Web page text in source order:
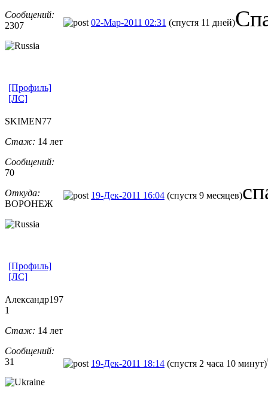
Сообщений:
2307
02-Мар-2011 02:31 (спустя 11 дней)
[Профиль]
[ЛС]
SKIMEN77
Стаж: 14 лет
Сообщений:
70
Откуда:
ВОРОНЕЖ
19-Дек-2011 16:04 (спустя 9 месяцев)
[Профиль]
[ЛС]
Александр197
1
Стаж: 14 лет
Сообщений:
31
19-Дек-2011 18:14 (спустя 2 часа 10 минут)